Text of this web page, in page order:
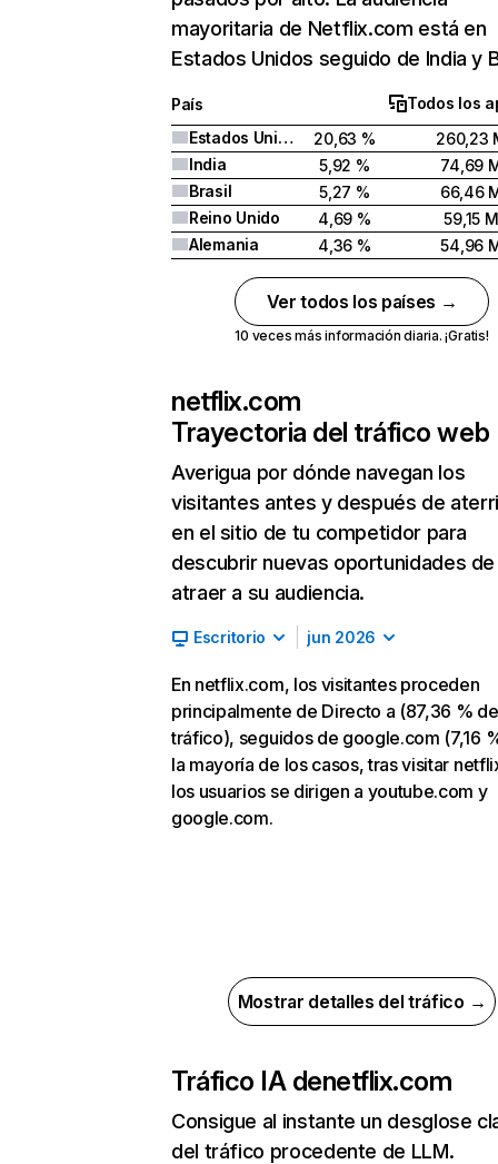
mayoritaria de Netflix.com está en
Estados Unidos seguido de India y
País
Todos los
Estados Unidos
20,63 %
260,23
India
5,92 %
74,69
Brasil
5,27 %
66,46
Reino Unido
4,69 %
59,15 M
Alemania
4,36 % 54,96
Ver todos los países →
10 veces más información diaria. ¡Gratis!
netflix.com
Trayectoria del tráfico web
Averigua por dónde navegan los
visitantes antes y después de
en el sitio de tu competidor para
descubrir nuevas oportunidades de
atraer a su audiencia.
Escritorio jun 2026
En netflix.com, los visitantes proceden
principalmente de Directo a (87,36 % de
tráfico), seguidos de google.com (7,16
la mayoría de los casos, tras visitar
los usuarios se dirigen a youtube.com y
google.com.
Mostrar detalles del tráfico →
Tráfico IA denetflix.com
Consigue al instante un desglose
del tráfico procedente de LLM.